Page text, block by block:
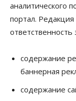
Власть
Министра
будут
05 Августа 2026,
Власть Город
В мэрии
пешеходной
аналитического
портал.
ответственность
содержание
баннерная
содержание